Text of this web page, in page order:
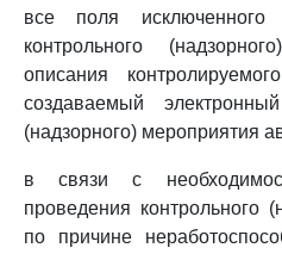
все поля исключенного
контрольного
описания
создаваемый
(надзорного) мероприятия
в связи с
проведения контрольного
по причине